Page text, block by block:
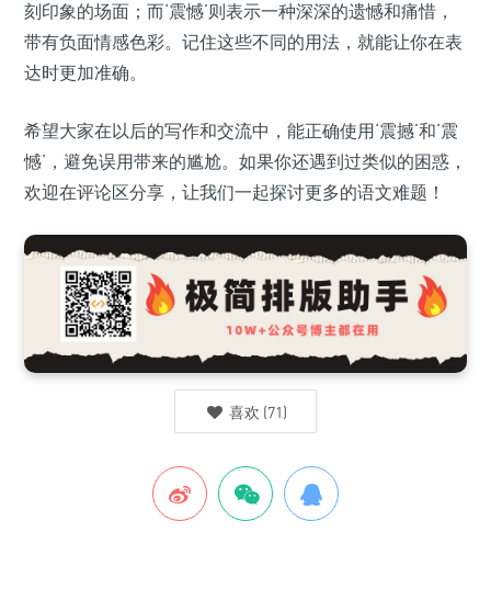
刻印象的场面；而‘震憾’则表示一种深深的遗憾和痛惜，
带有负面情感色彩。记住这些不同的用法，就能让你在表
达时更加准确。
希望大家在以后的写作和交流中，能正确使用‘震撼’和‘震
憾’，避免误用带来的尴尬。如果你还遇到过类似的困惑，
欢迎在评论区分享，让我们一起探讨更多的语文难题！
喜欢 (71)